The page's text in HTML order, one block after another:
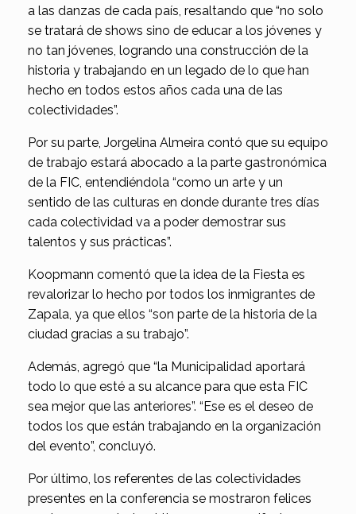
a las danzas de cada país, resaltando que “no solo
se tratará de shows sino de educar a los jóvenes y
no tan jóvenes, logrando una construcción de la
historia y trabajando en un legado de lo que han
hecho en todos estos años cada una de las
colectividades”.
Por su parte, Jorgelina Almeira contó que su equipo
de trabajo estará abocado a la parte gastronómica
de la FIC, entendiéndola “como un arte y un
sentido de las culturas en donde durante tres días
cada colectividad va a poder demostrar sus
talentos y sus prácticas”.
Koopmann comentó que la idea de la Fiesta es
revalorizar lo hecho por todos los inmigrantes de
Zapala, ya que ellos “son parte de la historia de la
ciudad gracias a su trabajo”.
Además, agregó que “la Municipalidad aportará
todo lo que esté a su alcance para que esta FIC
sea mejor que las anteriores”. “Ese es el deseo de
todos los que están trabajando en la organización
del evento”, concluyó.
Por último, los referentes de las colectividades
presentes en la conferencia se mostraron felices